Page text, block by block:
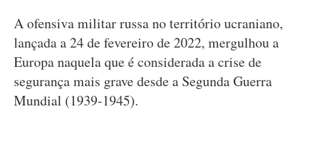
A ofensiva militar russa no território ucraniano,
lançada a 24 de fevereiro de 2022, mergulhou a
Europa naquela que é considerada a crise de
segurança mais grave desde a Segunda Guerra
Mundial (1939-1945).